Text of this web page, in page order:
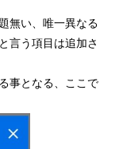
無い、唯一異なる
言う項目は追加さ
事となる、ここで